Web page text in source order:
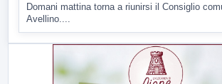
Domani mattina torna a riunirsi il Consiglio
Avellino....